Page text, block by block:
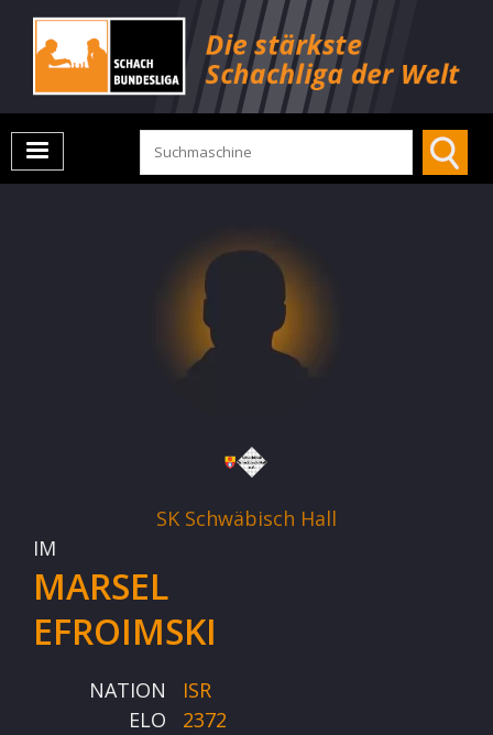
SK Schwäbisch Hall
IM
MARSEL
EFROIMSKI
NATION
ISR
ELO
2372